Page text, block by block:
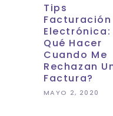
Tips
Facturación
Electrónica:
Qué Hacer
Cuando Me
Rechazan
Factura?
MAYO 2, 2020